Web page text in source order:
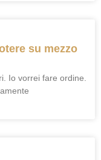
su mezzo
Io vorrei fare ordine.